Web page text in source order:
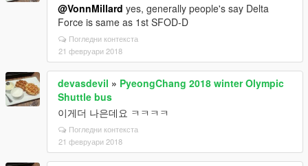
@VonnMillard yes, generally people's say Delta
Force is same as 1st SFOD-D
Погледни контекста
21 февруари 2018
devasdevil » PyeongChang 2018 winter Olympic
Shuttle bus
이게더 나은데요 ㅋㅋㅋㅋ
Погледни контекста
21 февруари 2018